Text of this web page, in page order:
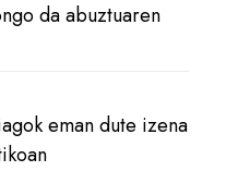
da abuztuaren
eman dute izena